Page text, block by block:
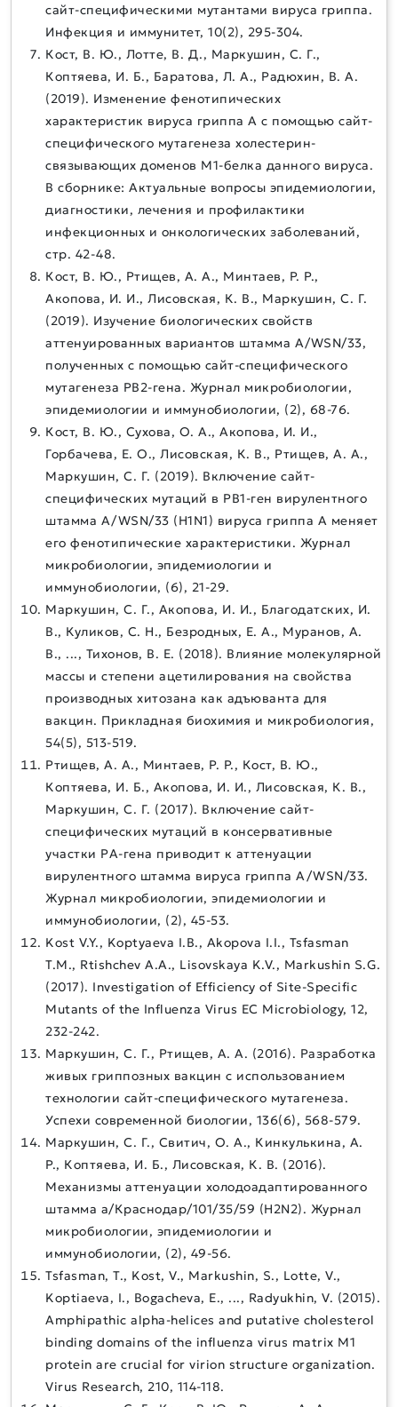
сайт-специфическими мутантами вируса гриппа.
Инфекция и иммунитет, 10(2), 295-304.
Кост, В. Ю., Лотте, В. Д., Маркушин, С. Г.,
Коптяева, И. Б., Баратова, Л. А., Радюхин, В. А.
(2019). Изменение фенотипических
характеристик вируса гриппа А с помощью сайт-
специфического мутагенеза холестерин-
связывающих доменов М1-белка данного вируса.
В сборнике: Актуальные вопросы эпидемиологии,
диагностики, лечения и профилактики
инфекционных и онкологических заболеваний,
стр. 42-48.
Кост, В. Ю., Ртищев, А. А., Минтаев, Р. Р.,
Акопова, И. И., Лисовская, К. В., Маркушин, С. Г.
(2019). Изучение биологических свойств
аттенуированных вариантов штамма А/WSN/33,
полученных с помощью сайт-специфического
мутагенеза PB2-гена. Журнал микробиологии,
эпидемиологии и иммунобиологии, (2), 68-76.
Кост, В. Ю., Сухова, О. А., Акопова, И. И.,
Горбачева, Е. О., Лисовская, К. В., Ртищев, А. А.,
Маркушин, С. Г. (2019). Включение сайт-
специфических мутаций в PB1-ген вирулентного
штамма A/WSN/33 (H1N1) вируса гриппа А меняет
его фенотипические характеристики. Журнал
микробиологии, эпидемиологии и
иммунобиологии, (6), 21-29.
Маркушин, С. Г., Акопова, И. И., Благодатских, И.
В., Куликов, С. Н., Безродных, Е. А., Муранов, А.
В., ..., Тихонов, В. Е. (2018). Влияние молекулярной
массы и степени ацетилирования на свойства
производных хитозана как адъюванта для
вакцин. Прикладная биохимия и микробиология,
54(5), 513-519.
Ртищев, А. А., Минтаев, Р. Р., Кост, В. Ю.,
Коптяева, И. Б., Акопова, И. И., Лисовская, К. В.,
Маркушин, С. Г. (2017). Включение сайт-
специфических мутаций в консервативные
участки PA-гена приводит к аттенуации
вирулентного штамма вируса гриппа A/WSN/33.
Журнал микробиологии, эпидемиологии и
иммунобиологии, (2), 45-53.
Kost V.Y., Koptyaeva I.B., Akopova I.I., Tsfasman
T.M., Rtishchev A.A., Lisovskaya K.V., Markushin S.G.
(2017). Investigation of Efficiency of Site-Specific
Mutants of the Influenza Virus EC Microbiology, 12,
232-242.
Маркушин, С. Г., Ртищев, А. А. (2016). Разработка
живых гриппозных вакцин с использованием
технологии сайт-специфического мутагенеза.
Успехи современной биологии, 136(6), 568-579.
Маркушин, С. Г., Свитич, О. А., Кинкулькина, А.
Р., Коптяева, И. Б., Лисовская, К. В. (2016).
Механизмы аттенуации холодоадаптированного
штамма а/Краснодар/101/35/59 (H2N2). Журнал
микробиологии, эпидемиологии и
иммунобиологии, (2), 49-56.
Tsfasman, T., Kost, V., Markushin, S., Lotte, V.,
Koptiaeva, I., Bogacheva, E., ..., Radyukhin, V. (2015).
Amphipathic alpha-helices and putative cholesterol
binding domains of the influenza virus matrix M1
protein are crucial for virion structure organization.
Virus Research, 210, 114-118.